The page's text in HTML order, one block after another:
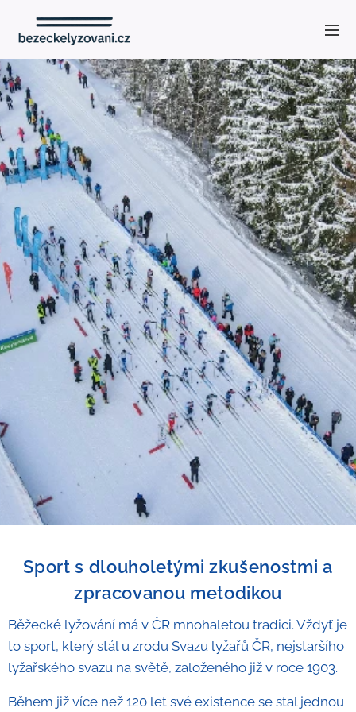
Sport s dlouholetými zkušenostmi a
zpracovanou metodikou
Běžecké lyžování má v ČR mnohaletou tradici. Vždyť je
to sport, který stál u zrodu Svazu lyžařů ČR, nejstaršího
lyžařského svazu na světě, založeného již v roce 1903.
Během již více než 120 let své existence se stal jednou